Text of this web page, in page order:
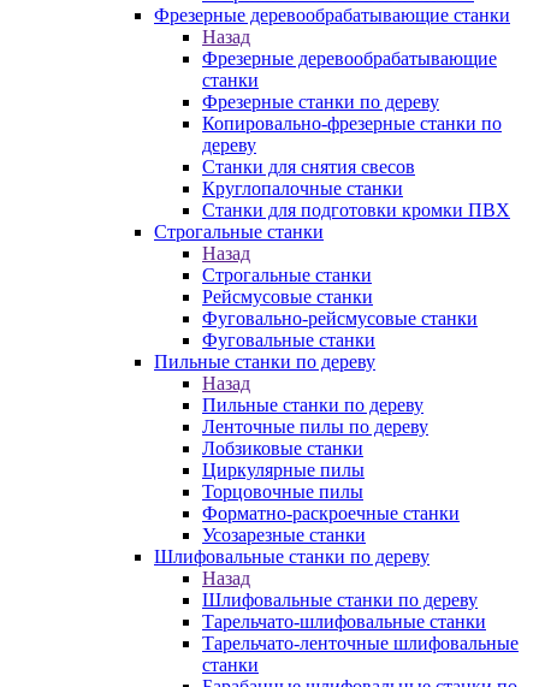
Фрезерные деревообрабатывающие станки
Назад
Фрезерные деревообрабатывающие
станки
Фрезерные станки по дереву
Копировально-фрезерные станки по
дереву
Станки для снятия свесов
Круглопалочные станки
Станки для подготовки кромки ПВХ
Строгальные станки
Назад
Строгальные станки
Рейсмусовые станки
Фуговально-рейсмусовые станки
Фуговальные станки
Пильные станки по дереву
Назад
Пильные станки по дереву
Ленточные пилы по дереву
Лобзиковые станки
Циркулярные пилы
Торцовочные пилы
Форматно-раскроечные станки
Усозарезные станки
Шлифовальные станки по дереву
Назад
Шлифовальные станки по дереву
Тарельчато-шлифовальные станки
Тарельчато-ленточные шлифовальные
станки